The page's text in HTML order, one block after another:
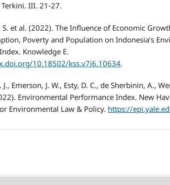
III. 21-27.
S. et al. (2022). The Influence of Economic
Poverty and Population on Indonesia‘s
Knowledge E.
10.18502/kss.v7i6.10634.
Emerson, J. W., Esty, D. C., de Sherbinin, A.,
Environmental Performance Index. New
Environmental Law & Policy. https://